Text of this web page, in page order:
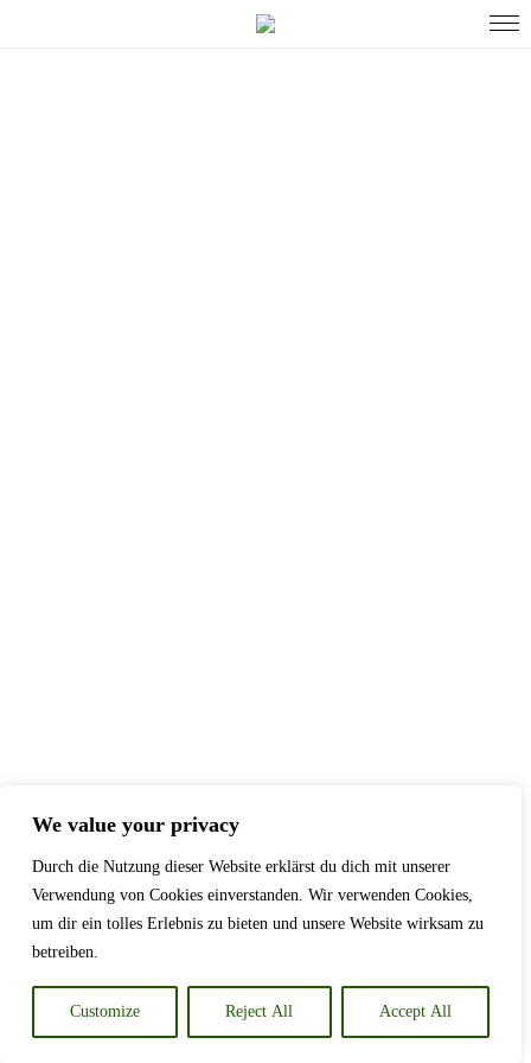
We value your privacy
Durch die Nutzung dieser Website erklärst du dich mit unserer
Verwendung von Cookies einverstanden. Wir verwenden Cookies,
um dir ein tolles Erlebnis zu bieten und unsere Website wirksam zu
betreiben.
Customize Reject All Accept All